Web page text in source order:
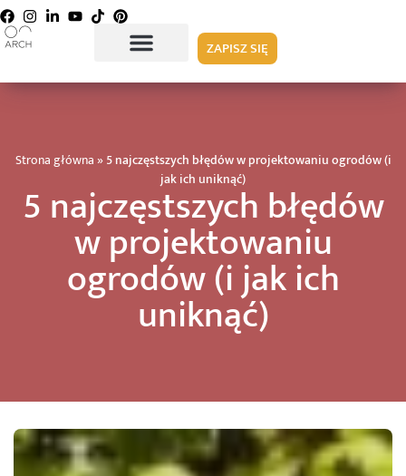
ZAPISZ SIĘ
Strona główna »5 najczęstszych błędów w projektowaniu ogrodów (i
jak ich uniknąć)
5 najczęstszych błędów
w projektowaniu
ogrodów (i jak ich
uniknąć)